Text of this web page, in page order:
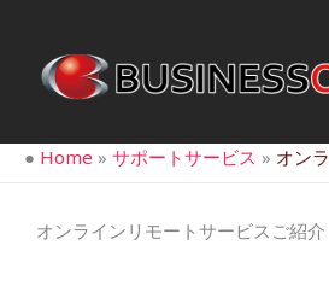
● Home » サポートサービス » オン
オンラインリモートサービスご紹介